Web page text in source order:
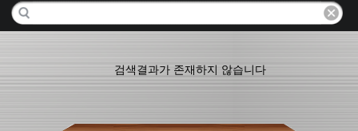
검색결과가 존재하지 않습니다